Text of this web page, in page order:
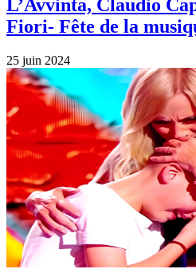
L’Avvinta, Claudio
Fiori- Fête de la
25 juin 2024